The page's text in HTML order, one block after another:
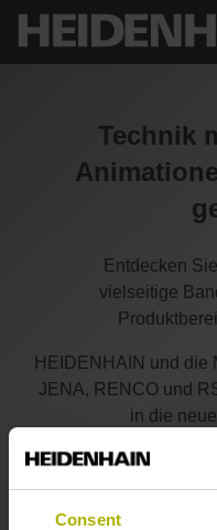
Consent
Technik
Entdecken
vielseitige
HEIDENHAIN und die
JENA, RENCO und
in die